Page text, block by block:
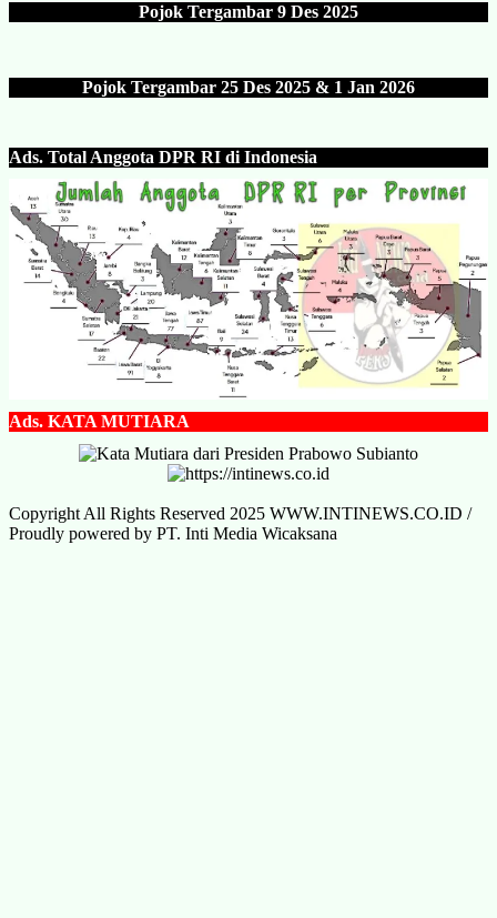
Pojok Tergambar 9 Des 2025
Pojok Tergambar 25 Des 2025 & 1 Jan 2026
Ads. Total Anggota DPR RI di Indonesia
Ads. KATA MUTIARA
Copyright All Rights Reserved 2025 WWW.INTINEWS.CO.ID /
Proudly powered by PT. Inti Media Wicaksana